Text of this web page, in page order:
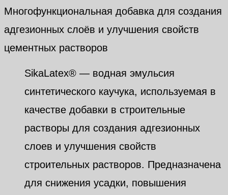
Многофункциональная добавка для создания
адгезионных слоёв и улучшения свойств
цементных растворов
SikaLatex® — водная эмульсия
синтетического каучука, используемая в
качестве добавки в строительные
растворы для создания адгезионных
слоев и улучшения свойств
строительных растворов. Предназначена
для снижения усадки, повышения